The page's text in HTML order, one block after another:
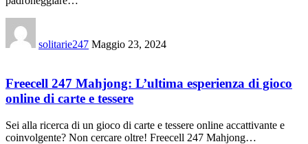
solitarie247 Maggio 23, 2024
Freecell 247 Mahjong: L’ultima esperienza di gioco
online di carte e tessere
Sei alla ricerca di un gioco di carte e tessere online accattivante e
coinvolgente? Non cercare oltre! Freecell 247 Mahjong…